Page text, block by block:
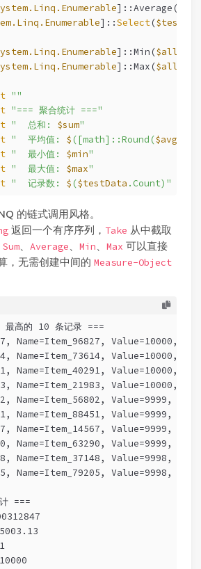
]::Average(
]::Select(
]::Min(
]::Max(
""
"=== 聚合统计 ==="
"  总和: $sum"
"  平均值: $ ([math]::Round($avg
"  最小值: $min"
"  最大值: $max"
"  记录数: $ ($testData .Count)"
的链式调用风格。
返回一个有序序列， Take 从中截取
Sum Average Min Max 可以直接
，无需创建中间的 Measure-Object
高的 10 条记录 ===
Name=Item_96827, Value=10000,
Name=Item_73614, Value=10000,
Name=Item_40291, Value=10000,
Name=Item_21983, Value=10000,
Name=Item_56802, Value=9999,
Name=Item_88451, Value=9999,
Name=Item_14567, Value=9999,
Name=Item_63290, Value=9999,
Name=Item_37148, Value=9998,
Name=Item_79205, Value=9998,
===